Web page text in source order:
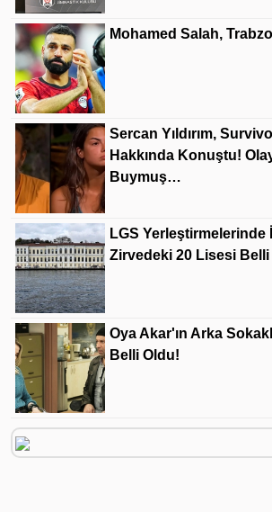
Mohamed Salah,
Sercan Yıldırım,
Hakkında Konuştu!
Buymuş…
LGS
Zirvedeki 20 Lisesi Belli
Oya Akar'ın Arka
Belli Oldu!